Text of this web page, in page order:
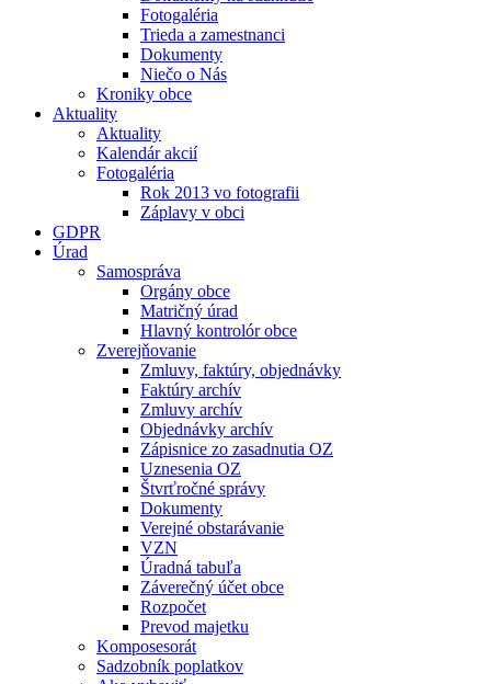
Fotogaléria
Trieda a zamestnanci
Dokumenty
Niečo o Nás
Kroniky obce
Aktuality
Aktuality
Kalendár akcií
Fotogaléria
Rok 2013 vo fotografii
Záplavy v obci
GDPR
Úrad
Samospráva
Orgány obce
Matričný úrad
Hlavný kontrolór obce
Zverejňovanie
Zmluvy, faktúry, objednávky
Faktúry archív
Zmluvy archív
Objednávky archív
Zápisnice zo zasadnutia OZ
Uznesenia OZ
Štvrťročné správy
Dokumenty
Verejné obstarávanie
VZN
Úradná tabuľa
Záverečný účet obce
Rozpočet
Prevod majetku
Komposesorát
Sadzobník poplatkov